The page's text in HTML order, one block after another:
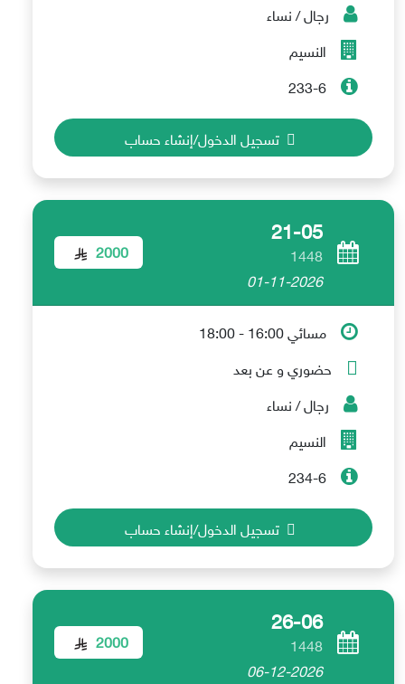
رجال / نساء
النسيم
233-6
تسجيل الدخول/إنشاء حساب
21-05
1448
01-11-2026
2000
مسائي 16:00 - 18:00
حضوري و عن بعد
رجال / نساء
النسيم
234-6
تسجيل الدخول/إنشاء حساب
26-06
1448
06-12-2026
2000